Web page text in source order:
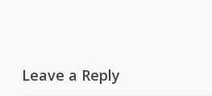
Leave a Reply